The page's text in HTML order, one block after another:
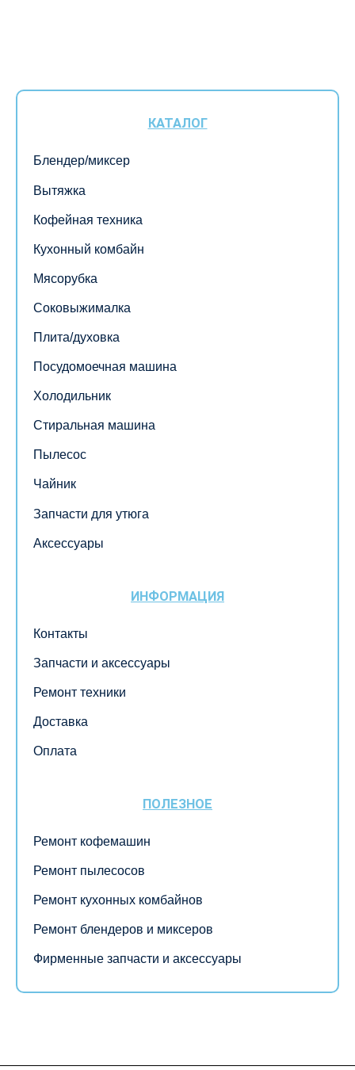
КАТАЛОГ
Блендер/миксер
Вытяжка
Кофейная техника
Кухонный комбайн
Мясорубка
Соковыжималка
Плита/духовка
Посудомоечная машина
Холодильник
Стиральная машина
Пылесос
Чайник
Запчасти для утюга
Аксессуары
ИНФОРМАЦИЯ
Контакты
Запчасти и аксессуары
Ремонт техники
Доставка
Оплата
ПОЛЕЗНОЕ
Ремонт кофемашин
Ремонт пылесосов
Ремонт кухонных комбайнов
Ремонт блендеров и миксеров
Фирменные запчасти и аксессуары